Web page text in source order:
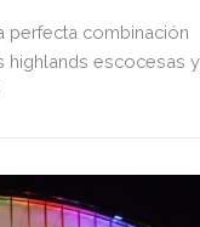
perfecta combinación
highlands escocesas y